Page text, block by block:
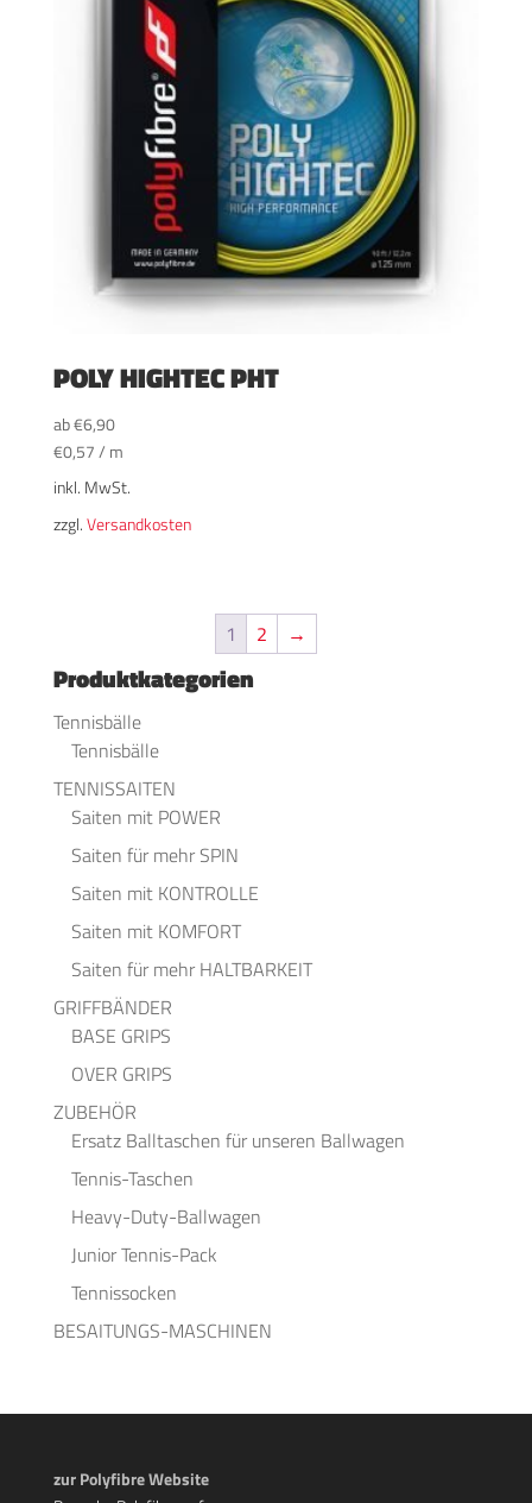
POLY HIGHTEC PHT
ab€6,90
€0,57/ m
inkl. MwSt.
zzgl.Versandkosten
1 2 →
Produktkategorien
Tennisbälle
Tennisbälle
TENNISSAITEN
Saiten mit POWER
Saiten für mehr SPIN
Saiten mit KONTROLLE
Saiten mit KOMFORT
Saiten für mehr HALTBARKEIT
GRIFFBÄNDER
BASE GRIPS
OVER GRIPS
ZUBEHÖR
Ersatz Balltaschen für unseren Ballwagen
Tennis-Taschen
Heavy-Duty-Ballwagen
Junior Tennis-Pack
Tennissocken
BESAITUNGS-MASCHINEN
zur Polyfibre Website